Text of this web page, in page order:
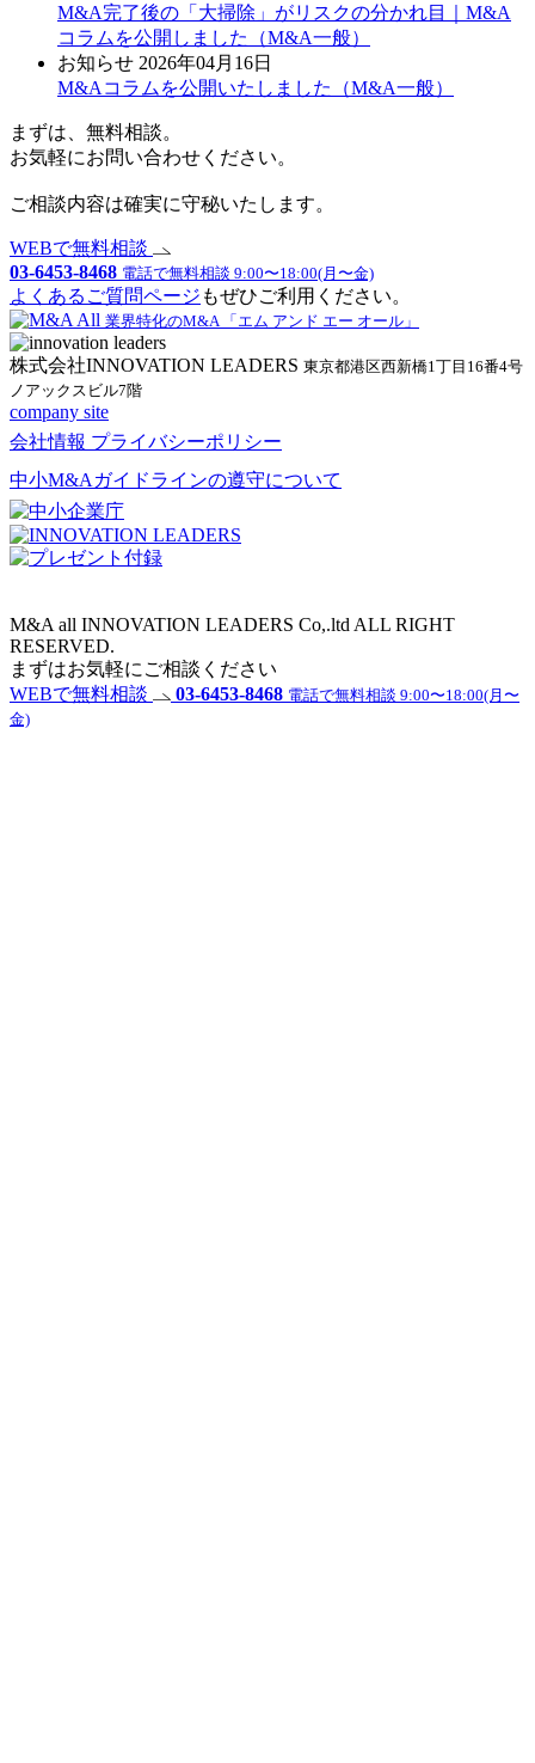
M&A完了後の「大掃除」がリスクの分かれ目｜M&A
コラムを公開しました（M&A一般）
お知らせ 2026年04月16日
M&Aコラムを公開いたしました（M&A一般）
まずは、無料相談。
お気軽にお問い合わせください。
ご相談内容は確実に守秘いたします。
WEBで無料相談
03-6453-8468 電話で無料相談 9:00〜18:00(月〜金)
よくあるご質問ページ もぜひご利用ください。
業界特化のM&A 「エム アンド エー オール」
株式会社INNOVATION LEADERS 東京都港区西新橋1丁目16番4号
ノアックスビル7階
company site
会社情報 プライバシーポリシー
中小M&Aガイドラインの遵守について
M&A all INNOVATION LEADERS Co,.ltd ALL RIGHT
RESERVED.
まずはお気軽にご相談ください
WEBで無料相談
03-6453-8468 電話で無料相談 9:00〜18:00(月〜
金)